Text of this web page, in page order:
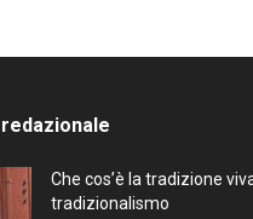
Che cos’è la tradizione
tradizionalismo